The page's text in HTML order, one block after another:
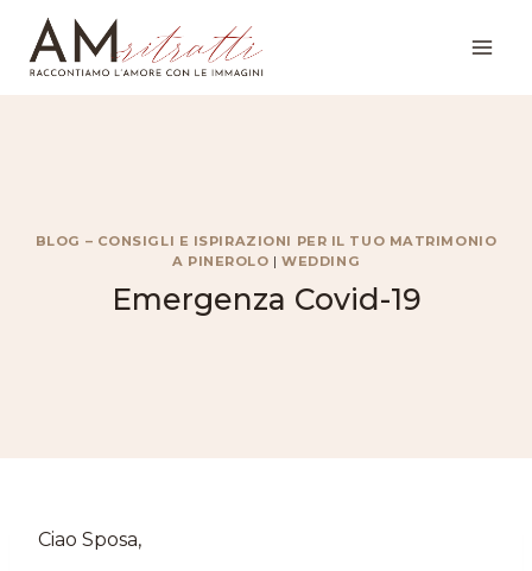
contenuto
BLOG – CONSIGLI E ISPIRAZIONI PER IL TUO MATRIMONIO
A PINEROLO |WEDDING
Emergenza Covid-19
Ciao Sposa,